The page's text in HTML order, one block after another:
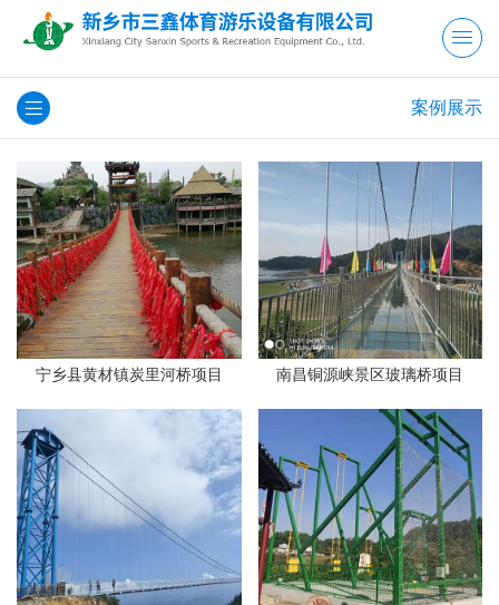
案例展示
宁乡县黄材镇炭里河桥项目 南昌铜源峡景区玻璃桥项目